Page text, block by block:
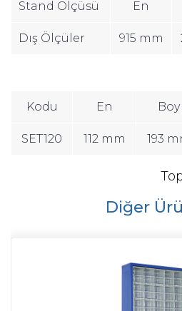
Stand Ölçüsü En
Dış Ölçüler 915 mm
Kodu En Boy
SET120 112 mm 193
Diğer